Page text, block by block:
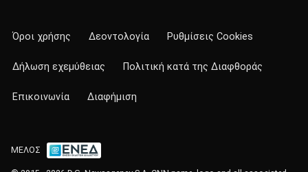
Όροι χρήσης Δεοντολογία Ρυθμίσεις Cookies
Δήλωση εχεμύθειας Πολιτική κατά της Διαφθοράς
Επικοινωνία Διαφήμιση
ΜΕΛΟΣ